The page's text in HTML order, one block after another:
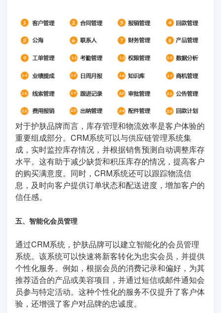
对于护肤品牌而言，库存管理和物流效率是客户体验的
重要组成部分。CRM系统可以与供应链管理系统集
成，实时监控库存情况，并根据销售预测自动调整库存
水平。这有助于减少缺货和积压库存的情况，提高客户
的购买满意度。同时，CRM系统还可以跟踪物流信
息，及时向客户提供订单状态和配送进度，增加客户的
信任感。
五、智能化会员管理
通过CRM系统，护肤品牌可以建立智能化的会员管理
系统。该系统可以快速将新客转化为忠实会员，并提供
个性化服务。例如，根据会员的消费记录和偏好，为其
推荐适合的产品或美容项目，并通过短信或邮件通知会
员参与特定活动。这种个性化的服务不仅提升了客户体
验，还增强了客户对品牌的忠诚度。